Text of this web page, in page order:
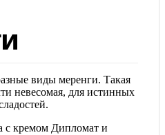
виды меренги. Такая
невесомая, для истинных
с кремом Дипломат и